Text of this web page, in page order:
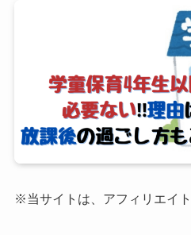
※当サイトは、アフィリエイ